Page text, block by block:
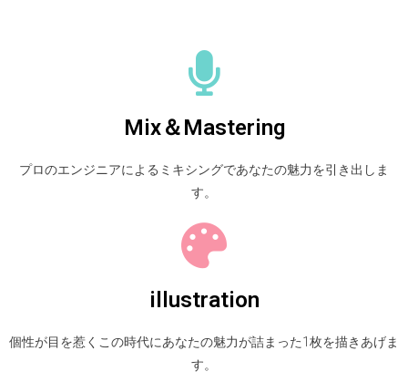
Mix＆Mastering
プロのエンジニアによるミキシングであなたの魅力を引き出しま
す。
illustration
個性が目を惹くこの時代にあなたの魅力が詰まった1枚を描きあげま
す。